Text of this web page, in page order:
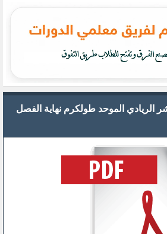
الريادي الموحد طولكرم نهاية الفصل